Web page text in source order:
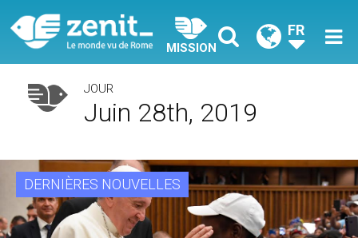
MISSION
FR
JOUR
Juin 28th, 2019
DERNIÈRES NOUVELLES